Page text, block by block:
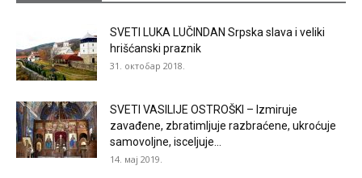
SVETI LUKA LUČINDAN Srpska slava i veliki
hrišćanski praznik
31. октобар 2018.
SVETI VASILIJE OSTROŠKI – Izmiruje
zavađene, zbratimljuje razbraćene, ukroćuje
samovoljne, isceljuje...
14. мај 2019.